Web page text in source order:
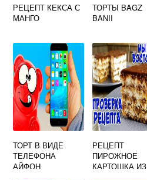
РЕЦЕПТ КЕКСА С
МАНГО
ТОРТЫ BAGZ
BANII
ТОРТ В ВИДЕ
ТЕЛЕФОНА
АЙФОН
РЕЦЕПТ
ПИРОЖНОЕ
КАРТОШКА ИЗ